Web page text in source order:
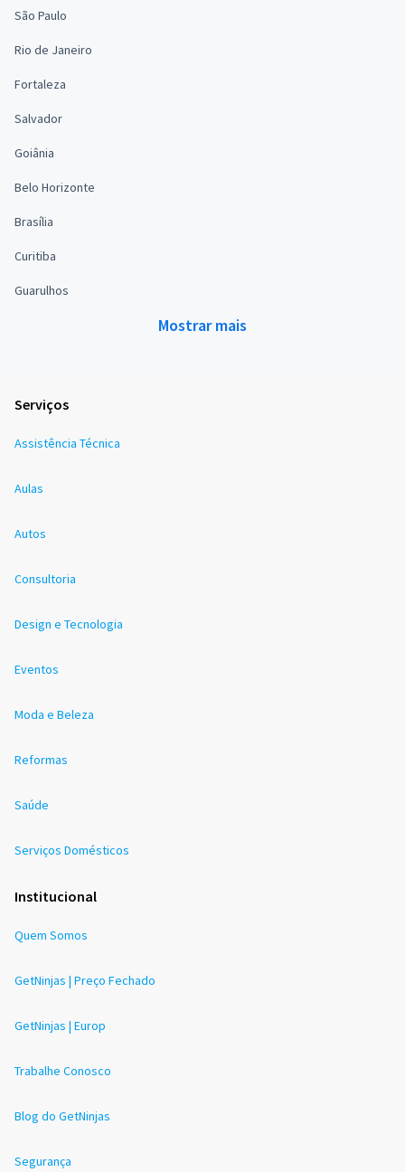
São Paulo
Rio de Janeiro
Fortaleza
Salvador
Goiânia
Belo Horizonte
Brasília
Curitiba
Guarulhos
Mostrar mais
Serviços
Assistência Técnica
Aulas
Autos
Consultoria
Design e Tecnologia
Eventos
Moda e Beleza
Reformas
Saúde
Serviços Domésticos
Institucional
Quem Somos
GetNinjas | Preço Fechado
GetNinjas | Europ
Trabalhe Conosco
Blog do GetNinjas
Segurança